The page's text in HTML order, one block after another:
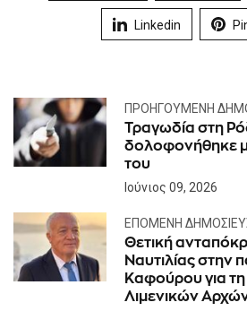
Linkedin
ΠΡΟΗΓΟΎΜΕΝΗ
Τραγωδία στη
δολοφονήθηκε
του
Ιούνιος 09, 2026
ΕΠΌΜΕΝΗ
Θετική
Ναυτιλίας στην
Καφούρου για
Λιμενικών